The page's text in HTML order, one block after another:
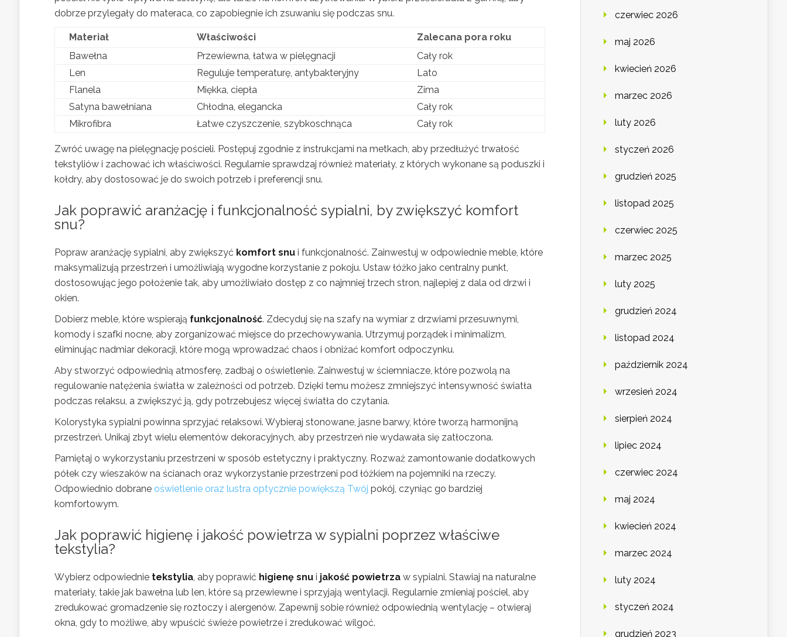
dobrze przylegały do materaca, co zapobiegnie ich zsuwaniu się podczas snu.
Materiał Właściwości
Zalecana pora roku
Bawełna
Przewiewna, łatwa w pielęgnacji
Cały rok
Len
Reguluje temperaturę, antybakteryjny
Lato
Flanela
Miękka, ciepła
Zima
Satyna bawełniana
Chłodna, elegancka
Cały rok
Mikrofibra
Łatwe czyszczenie, szybkoschnąca Cały rok
Zwróć uwagę na pielęgnację pościeli. Postępuj zgodnie z instrukcjami na metkach, aby przedłużyć trwałość
tekstyliów i zachować ich właściwości. Regularnie sprawdzaj również materiały, z których wykonane są poduszki i
kołdry, aby dostosować je do swoich potrzeb i preferencji snu.
Jak poprawić aranżację i funkcjonalność sypialni, by zwiększyć komfort
snu?
Popraw aranżację sypialni, aby zwiększyć komfort snu i funkcjonalność. Zainwestuj w odpowiednie meble, które
maksymalizują przestrzeń i umożliwiają wygodne korzystanie z pokoju. Ustaw łóżko jako centralny punkt,
dostosowując jego położenie tak, aby umożliwiało dostęp z co najmniej trzech stron, najlepiej z dala od drzwi i
okien.
Dobierz meble, które wspierają funkcjonalność. Zdecyduj się na szafy na wymiar z drzwiami przesuwnymi,
komody i szafki nocne, aby zorganizować miejsce do przechowywania. Utrzymuj porządek i minimalizm,
eliminując nadmiar dekoracji, które mogą wprowadzać chaos i obniżać komfort odpoczynku.
Aby stworzyć odpowiednią atmosferę, zadbaj o oświetlenie. Zainwestuj w ściemniacze, które pozwolą na
regulowanie natężenia światła w zależności od potrzeb. Dzięki temu możesz zmniejszyć intensywność światła
podczas relaksu, a zwiększyć ją, gdy potrzebujesz więcej światła do czytania.
Kolorystyka sypialni powinna sprzyjać relaksowi. Wybieraj stonowane, jasne barwy, które tworzą harmonijną
przestrzeń. Unikaj zbyt wielu elementów dekoracyjnych, aby przestrzeń nie wydawała się zatłoczona.
Pamiętaj o wykorzystaniu przestrzeni w sposób estetyczny i praktyczny. Rozważ zamontowanie dodatkowych
półek czy wieszaków na ścianach oraz wykorzystanie przestrzeni pod łóżkiem na pojemniki na rzeczy.
Odpowiednio dobrane oświetlenie oraz lustra optycznie powiększą Twój pokój, czyniąc go bardziej
komfortowym.
Jak poprawić higienę i jakość powietrza w sypialni poprzez właściwe
tekstylia?
Wybierz odpowiednie tekstylia , aby poprawić higienę snu i jakość powietrza w sypialni. Stawiaj na naturalne
materiały, takie jak bawełna lub len, które są przewiewne i sprzyjają wentylacji. Regularnie zmieniaj pościel, aby
zredukować gromadzenie się roztoczy i alergenów. Zapewnij sobie również odpowiednią wentylację – otwieraj
okna, gdy to możliwe, aby wpuścić świeże powietrze i zredukować wilgoć.
czerwiec 2026
maj 2026
kwiecień 2026
marzec 2026
luty 2026
styczeń 2026
grudzień 2025
listopad 2025
czerwiec 2025
marzec 2025
luty 2025
grudzień 2024
listopad 2024
październik 2024
wrzesień 2024
sierpień 2024
lipiec 2024
czerwiec 2024
maj 2024
kwiecień 2024
marzec 2024
luty 2024
styczeń 2024
grudzień 2023